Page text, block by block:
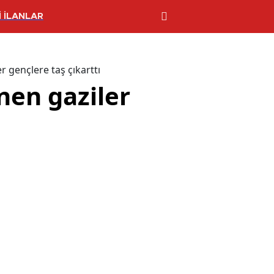
İLANLAR
gençlere taş çıkarttı
gaziler